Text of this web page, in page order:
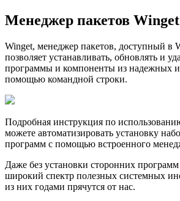
Менеджер пакетов Winget
Winget, менеджер пакетов, доступный в
позволяет устанавливать, обновлять и
программы и компоненты из надежных
помощью командной строки.
Подробная инструкция по
можете автоматизировать установку
программ с помощью встроенного
Даже без установки сторонних
широкий спектр полезных системных
из них годами прячутся от нас.